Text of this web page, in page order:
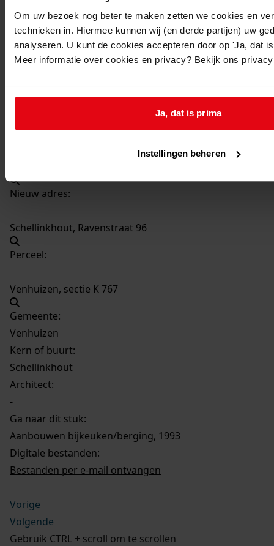
Om uw bezoek nog beter te maken zetten we cookies en
technieken in. Hiermee kunnen wij (en derde partijen) uw
analyseren. U kunt de cookies accepteren door op 'Ja, dat
Meer informatie over cookies en privacy? Bekijk ons
Ja, dat is prima
Instellingen beheren
4258 Aanbouwen bijkeuken/berging, 1993
Datering:
1993
Beschrijving:
Datum vergunning:
Adres:
Nieuw adres:
Schellinkhout, Ravenstraat 96
Perceel:
Venhuizen, sectie K 767
Gemeente:
Venhuizen
Kern of buurt:
Schellinkhout
Architect:
-
Ga naar dit stuk:
Aanbouwen bijkeuken/berging, 1993
Digitale bestanden:
Bestanden per e-mail ontvangen
Vorige
Volgende
Gebruik CTRL + scroll om te scrollen